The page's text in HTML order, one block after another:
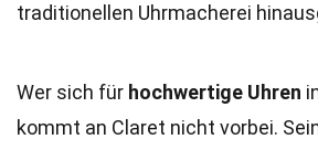
traditionellen Uhrmacherei
Wer sich für hochwertige Uhren
kommt an Claret nicht vorbei.